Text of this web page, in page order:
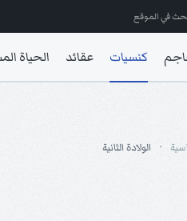
في الموقع
كنسيات عقائد الحياة
الولادة الثانية